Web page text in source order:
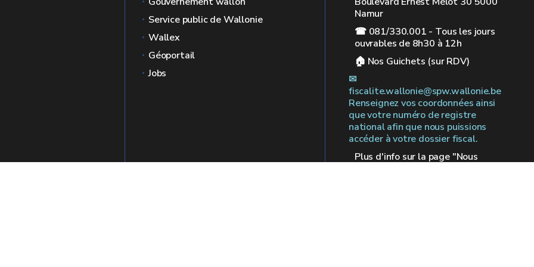
Service public de Wallonie
Wallex
Géoportail
Jobs
Namur
☎ 081/330.001 - Tous les jours
ouvrables de 8h30 à 12h
🏠︎ Nos Guichets (sur RDV)
✉︎
fiscalite.wallonie@spw.wallonie.be
Renseignez vos coordonnées ainsi
que votre numéro de registre
national afin que nous puissions
accéder à votre dossier fiscal.
Plus d'info sur la page "Nous